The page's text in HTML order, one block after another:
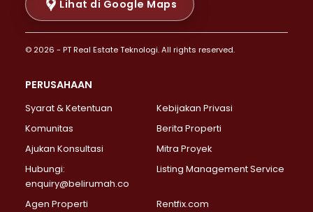
Properti Dijual di Pasar Baru >
Properti Dijual di Bendungan Hilir >
Properti Dijual di Jakarta Selatan >
Properti Dijual di Lebak Bulus >
Properti Dijual di Gandaria Selatan >
Properti Dijual di Pondok Labu >
Properti Dijual di Lenteng Agung >
Properti Dijual di Senayan >
Properti Dijual di Pondok Pinang >
Lihat di Google Maps
© 2026 - PT Real Estate Teknologi. All rights reserved.
PERUSAHAAN
Syarat & Ketentuan
Kebijakan Privasi
Komunitas
Berita Properti
Ajukan Konsultasi
Mitra Proyek
Hubungi:
enquiry@belirumah.co
Listing Management Service
Agen Properti Rentfix.com